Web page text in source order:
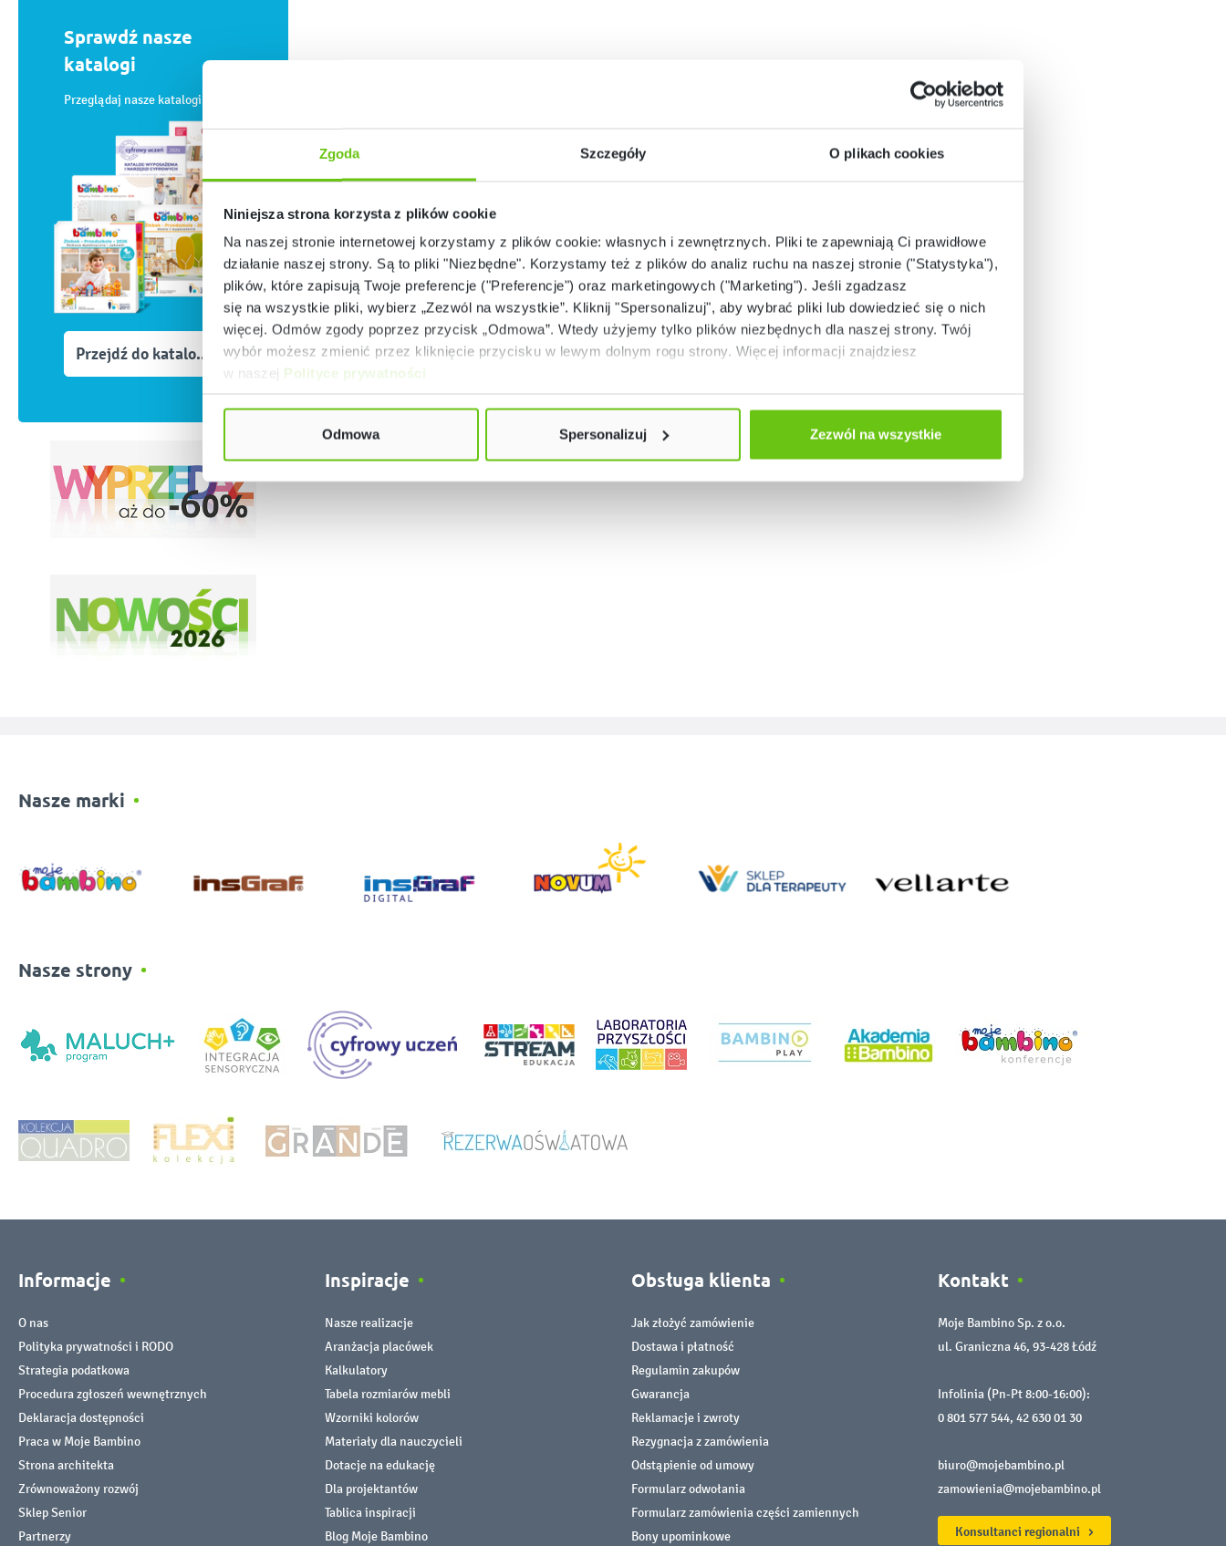
Zgoda Szczegóły O plikach cookies
Niniejsza strona korzysta z plików cookie
Na naszej stronie internetowej korzystamy z plików cookie: własnych i zewnętrznych. Pliki te zapewniają Ci prawidłowe
działanie naszej strony. Są to pliki "Niezbędne". Korzystamy też z plików do analiz ruchu na naszej stronie ("Statystyka"),
plików, które zapisują Twoje preferencje ("Preferencje") oraz marketingowych ("Marketing"). Jeśli zgadzasz
się na wszystkie pliki, wybierz „Zezwól na wszystkie”. Kliknij "Spersonalizuj", aby wybrać pliki lub dowiedzieć się o nich
więcej. Odmów zgody poprzez przycisk „Odmowa”. Wtedy użyjemy tylko plików niezbędnych dla naszej strony. Twój
wybór możesz zmienić przez kliknięcie przycisku w lewym dolnym rogu strony. Więcej informacji znajdziesz
w naszej Polityce prywatności
Odmowa Spersonalizuj Zezwól na wszystkie
Sprawdź nasze
katalogi
Przeglądaj nasze katalogi online
Przejdź do katalogów
Nasze marki
Nasze strony
Informacje
O nas
Polityka prywatności i RODO
Strategia podatkowa
Procedura zgłoszeń wewnętrznych
Deklaracja dostępności
Praca w Moje Bambino
Strona architekta
Zrównoważony rozwój
Sklep Senior
Partnerzy
Inspiracje
Nasze realizacje
Aranżacja placówek
Kalkulatory
Tabela rozmiarów mebli
Wzorniki kolorów
Materiały dla nauczycieli
Dotacje na edukację
Dla projektantów
Tablica inspiracji
Blog Moje Bambino
Obsługa klienta
Jak złożyć zamówienie
Dostawa i płatność
Regulamin zakupów
Gwarancja
Reklamacje i zwroty
Rezygnacja z zamówienia
Odstąpienie od umowy
Formularz odwołania
Formularz zamówienia części zamiennych
Bony upominkowe
Kontakt
Moje Bambino Sp. z o.o.
ul. Graniczna 46, 93-428 Łódź
Infolinia (Pn-Pt 8:00-16:00):
0 801 577 544, 42 630 01 30
biuro@mojebambino.pl
zamowienia@mojebambino.pl
Konsultanci regionalni